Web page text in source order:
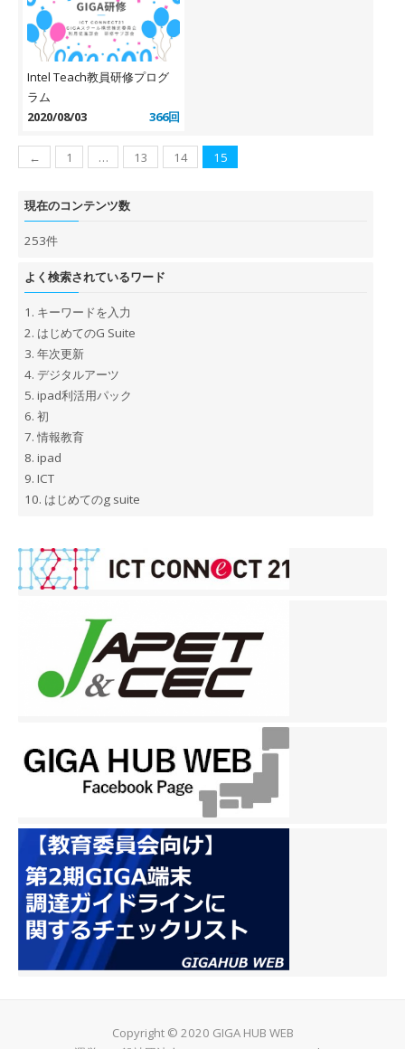
Intel Teach教員研修プログ
ラム
2020/08/03
366回
← 1 … 13 14 15
現在のコンテンツ数
253件
よく検索されているワード
1. キーワードを入力
2. はじめてのG Suite
3. 年次更新
4. デジタルアーツ
5. ipad利活用パック
6. 初
7. 情報教育
8. ipad
9. ICT
10. はじめてのg suite
Copyright © 2020 GIGA HUB WEB